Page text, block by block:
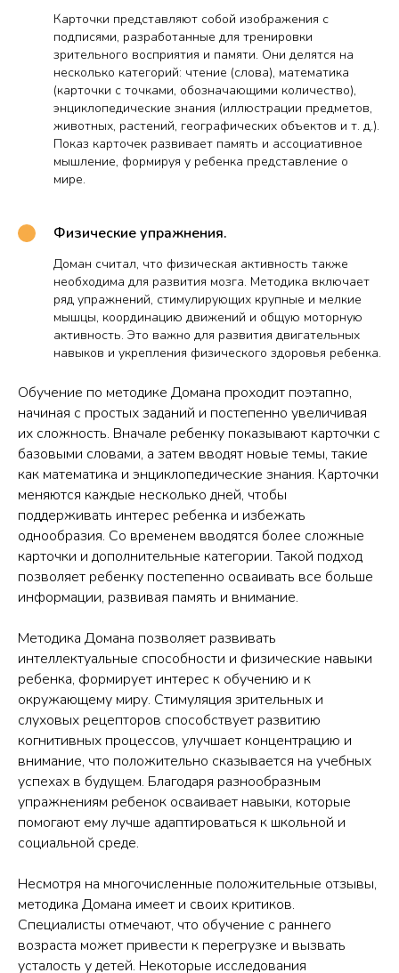
Карточки представляют собой изображения с
подписями, разработанные для тренировки
зрительного восприятия и памяти. Они делятся на
несколько категорий: чтение (слова), математика
(карточки с точками, обозначающими количество),
энциклопедические знания (иллюстрации предметов,
животных, растений, географических объектов и т. д.).
Показ карточек развивает память и ассоциативное
мышление, формируя у ребенка представление о
мире.
Физические упражнения.
Доман считал, что физическая активность также
необходима для развития мозга. Методика включает
ряд упражнений, стимулирующих крупные и мелкие
мышцы, координацию движений и общую моторную
активность. Это важно для развития двигательных
навыков и укрепления физического здоровья ребенка.
Обучение по методике Домана проходит поэтапно,
начиная с простых заданий и постепенно увеличивая
их сложность. Вначале ребенку показывают карточки с
базовыми словами, а затем вводят новые темы, такие
как математика и энциклопедические знания. Карточки
меняются каждые несколько дней, чтобы
поддерживать интерес ребенка и избежать
однообразия. Со временем вводятся более сложные
карточки и дополнительные категории. Такой подход
позволяет ребенку постепенно осваивать все больше
информации, развивая память и внимание.
Методика Домана позволяет развивать
интеллектуальные способности и физические навыки
ребенка, формирует интерес к обучению и к
окружающему миру. Стимуляция зрительных и
слуховых рецепторов способствует развитию
когнитивных процессов, улучшает концентрацию и
внимание, что положительно сказывается на учебных
успехах в будущем. Благодаря разнообразным
упражнениям ребенок осваивает навыки, которые
помогают ему лучше адаптироваться к школьной и
социальной среде.
Несмотря на многочисленные положительные отзывы,
методика Домана имеет и своих критиков.
Специалисты отмечают, что обучение с раннего
возраста может привести к перегрузке и вызвать
усталость у детей. Некоторые исследования